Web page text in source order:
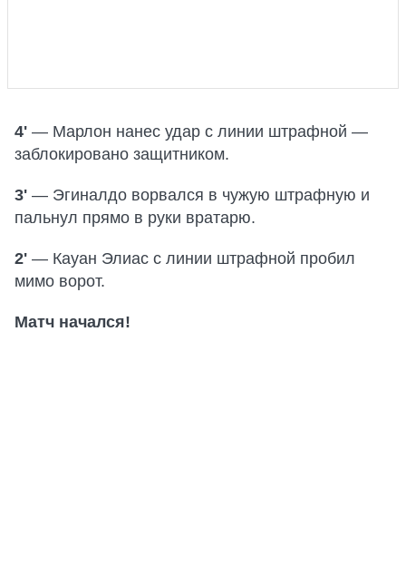
4' — Марлон нанес удар с линии штрафной —
заблокировано защитником.
3' — Эгиналдо ворвался в чужую штрафную и
пальнул прямо в руки вратарю.
2' — Кауан Элиас с линии штрафной пробил
мимо ворот.
Матч начался!